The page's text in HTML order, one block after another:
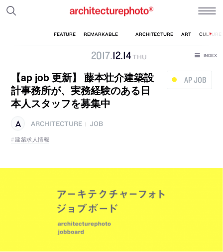
2017.12.14THU
AP JOB
【ap job 更新】 藤本壮介建築設
計事務所が、実務経験のある日
本人スタッフを募集中
ARCHITECTURE
JOB
建築求人情報